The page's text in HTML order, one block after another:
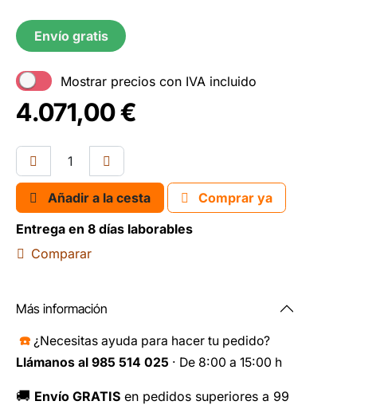
Envío gratis
Mostrar precios con IVA incluido
4.071,00€
Añadir a la cesta
Comprar ya
Entrega en 8 días laborables
Comparar
Más información
☎️ ¿Necesitas ayuda para hacer tu pedido?
Llámanos al 985 514 025 · De 8:00 a 15:00 h
🚚 Envío GRATIS en pedidos superiores a 99